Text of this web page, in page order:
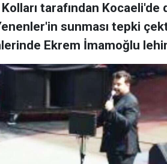
tarafından
sunması tepki
Ekrem İmamoğlu